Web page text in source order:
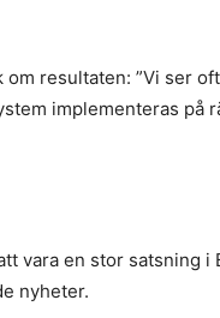
resultaten: ”Vi ser
implementeras på
vara en stor satsning i
nyheter.